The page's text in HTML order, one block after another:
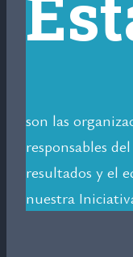
son las
responsables
resultados y el
nuestra